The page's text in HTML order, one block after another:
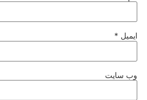
ایمیل *
وب‌ سایت